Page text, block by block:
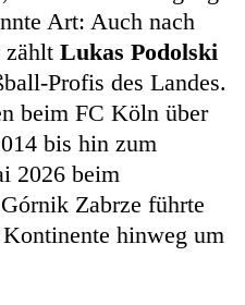
Art: Auch nach
zählt Lukas Podolski
Profis des Landes.
beim FC Köln über
bis hin zum
2026 beim
Zabrze führte
hinweg um